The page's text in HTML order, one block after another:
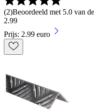
(2)Beoordeeld met 5.0 van
2.99
Prijs: 2.99 euro